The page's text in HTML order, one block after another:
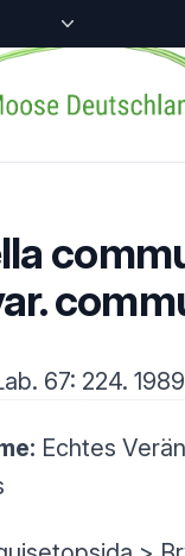
67: 224.
Echtes